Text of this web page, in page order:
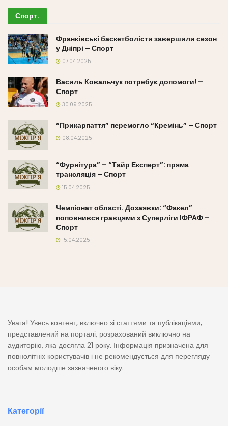
Спорт.
Франківські баскетболісти завершили сезон
у Дніпрі – Спорт
07.04.2025
Василь Ковальчук потребує допомоги! –
Спорт
30.09.2025
“Прикарпаття” перемогло “Кремінь” – Спорт
08.04.2025
“Фурнітура” – “Тайр Експерт”: пряма
трансляція – Спорт
15.04.2025
Чемпіонат області. Дозаявки: “Факел”
поповнився гравцями з Суперліги ІФРАФ –
Спорт
15.04.2025
Увага! Увесь контент, включно зі статтями та публікаціями,
представлений на порталі, розрахований виключно на
аудиторію, яка досягла 21 року. Інформація призначена для
повнолітніх користувачів і не рекомендується для перегляду
особам молодше зазначеного віку.
Категорії